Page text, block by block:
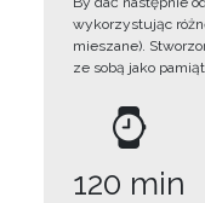
wykorzystując
mieszane).
ze sobą jako
120 min